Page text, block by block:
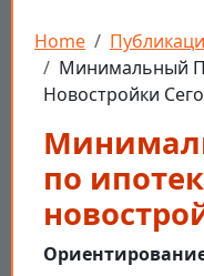
Строка
Home
Минимальный
Новостройки
по